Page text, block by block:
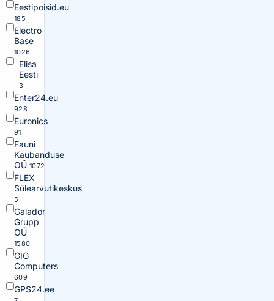
Eestipoisid.eu
185
Electro
Base
1026
Elisa
Eesti
3
Enter24.eu
928
Euronics
91
Fauni
Kaubanduse
OÜ 1072
FLEX
Sülearvutikeskus
5
Galador
Grupp
OÜ
1580
GIG
Computers
609
GPS24.ee